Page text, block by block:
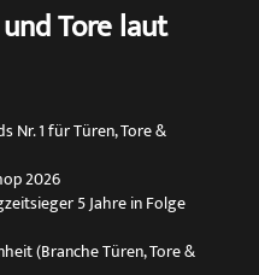
Tore laut
Nr. 1 für Türen, Tore &
2026
5 Jahre in Folge
(Branche Türen, Tore &